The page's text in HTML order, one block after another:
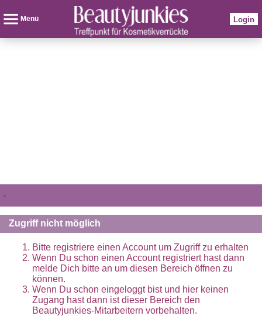
Menü Login
-
Zugriff nicht möglich
Bitte registriere einen Account um Zugriff zu erhalten
Wenn Du schon einen Account registriert hast dann
melde Dich bitte an um diesen Bereich öffnen zu
können.
Wenn Du schon eingeloggt bist und hier keinen
Zugang hast dann ist dieser Bereich den
Beautyjunkies-Mitarbeitern vorbehalten.